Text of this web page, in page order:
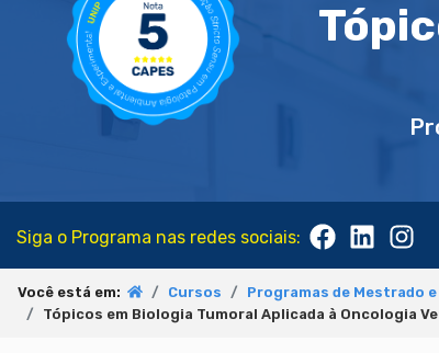
Siga o Programa nas redes sociais:
Você está em: Cursos Programas de Mestrado
Tópicos em Biologia Tumoral Aplicada à Oncologia